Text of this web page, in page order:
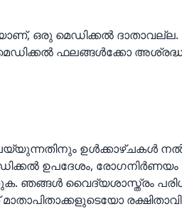
ഒരു മെഡിക്കൽ
മെഡിക്കൽ ഫലങ്ങൾക്കോ
ഉൾക്കാഴ്ചകൾ
ഉപദേശം,
ഞങ്ങൾ വൈദ്യശാസ്ത്രം